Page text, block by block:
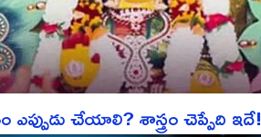
ఎప్పుడు చేయాలి? శాస్త్రం చెప్పేది ఇదే!